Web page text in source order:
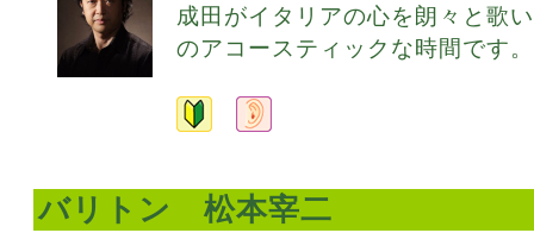
成田がイタリアの心を朗々と歌
のアコースティックな時間です。
バリトン 松本宰二